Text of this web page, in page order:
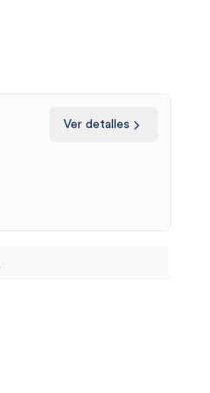
Ver detalles